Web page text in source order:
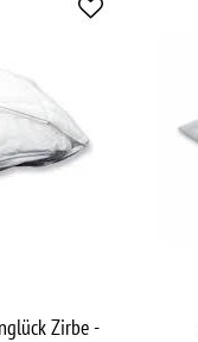
Zirbe -